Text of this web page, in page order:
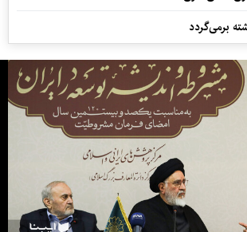
برمی‌گردد